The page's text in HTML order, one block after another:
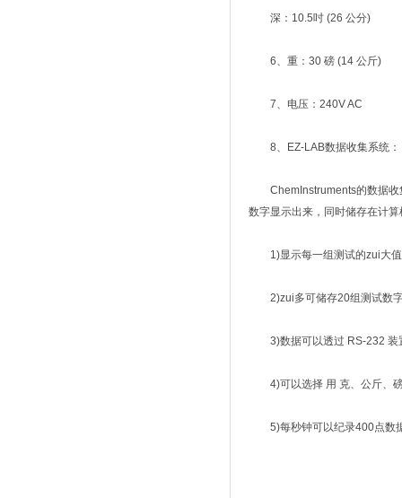
深：10.5吋 (26 公分)
6、重：30 磅 (14 公斤)
7、电压：240V AC
8、EZ-LAB数据收集系统：
ChemInstruments的数据收
数字显示出来，同时储存在计
1)显示每一组测试的zui大值
2)zui多可储存20组测试数字
3)数据可以透过 RS-232 装
4)可以选择 用 克、公斤、
5)每秒钟可以纪录400点数